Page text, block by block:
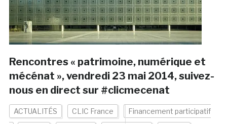
Rencontres « patrimoine, numérique et
mécénat », vendredi 23 mai 2014, suivez-
nous en direct sur #clicmecenat
ACTUALITÉS CLIC France Financement participatif